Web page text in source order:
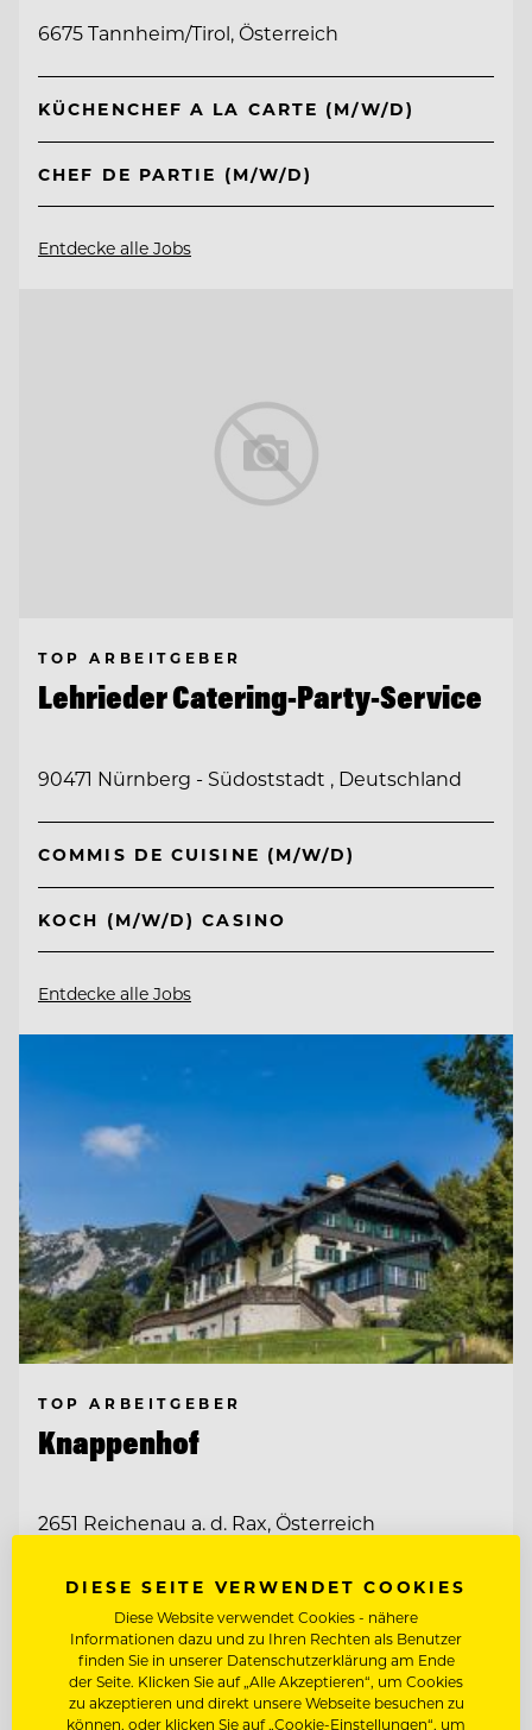
6675 Tannheim/Tirol, Österreich
KÜCHENCHEF A LA CARTE (M/W/D)
CHEF DE PARTIE (M/W/D)
Entdecke alle Jobs
TOP ARBEITGEBER
Lehrieder Catering-Party-Service
90471 Nürnberg - Südoststadt , Deutschland
COMMIS DE CUISINE (M/W/D)
KOCH (M/W/D) CASINO
Entdecke alle Jobs
TOP ARBEITGEBER
Knappenhof
2651 Reichenau a. d. Rax, Österreich
CHEF DE RANG (M/W/D) AM KNAPPENHOF
WIRTSHAUSKÜCHE & FINE DINING
DIESE SEITE VERWENDET COOKIES
Diese Website verwendet Cookies - nähere
Informationen dazu und zu Ihren Rechten als Benutzer
finden Sie in unserer Datenschutzerklärung am Ende
der Seite. Klicken Sie auf „Alle Akzeptieren“, um Cookies
zu akzeptieren und direkt unsere Webseite besuchen zu
können, oder klicken Sie auf „Cookie-Einstellungen“, um